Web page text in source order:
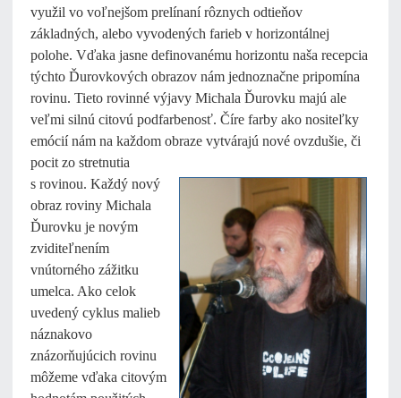
využil vo voľnejšom prelínaní rôznych odtieňov
základných, alebo vyvodených farieb v horizontálnej
polohe. Vďaka jasne definovanému horizontu naša recepcia
týchto Ďurovkových obrazov nám jednoznačne pripomína
rovinu. Tieto rovinné výjavy Michala Ďurovku majú ale
veľmi silnú citovú podfarbenosť. Číre farby ako nositeľky
emócií nám na každom obraze vytvárajú nové ovzdušie, či
pocit zo stretnutia
s rovinou. Každý nový
obraz roviny Michala
Ďurovku je novým
zviditeľnením
vnútorného zážitku
umelca. Ako celok
uvedený cyklus malieb
náznakovo
znázorňujúcich rovinu
môžeme vďaka citovým